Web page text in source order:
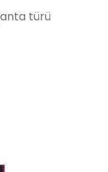
türü